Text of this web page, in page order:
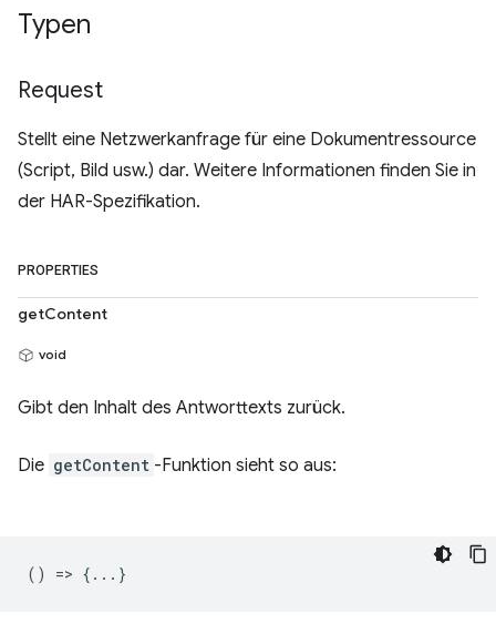
Typen
Request
Stellt eine Netzwerkanfrage für eine Dokumentressource
(Script, Bild usw.) dar. Weitere Informationen finden Sie in
der HAR-Spezifikation.
PROPERTIES
getContent
void
Gibt den Inhalt des Antworttexts zurück.
Die getContent -Funktion sieht so aus:
() => {...}